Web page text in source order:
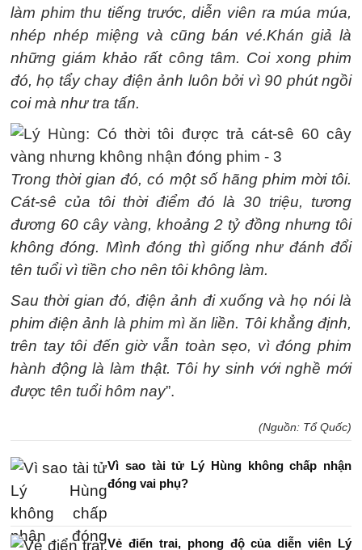
làm phim thu tiếng trước, diễn viên ra múa múa,
nhép nhép miệng và cũng bán vé.Khán giả là
những giám khảo rất công tâm. Coi xong phim
đó, họ tẩy chay điện ảnh luôn bởi vì 90 phút ngồi
coi mà như tra tấn.
Trong thời gian đó, có một số hãng phim mời tôi.
Cát-sê của tôi thời điểm đó là 30 triệu, tương
đương 60 cây vàng, khoảng 2 tỷ đồng nhưng tôi
không đóng. Mình đóng thì giống như đánh đổi
tên tuổi vì tiền cho nên tôi không làm.
Sau thời gian đó, điện ảnh đi xuống và họ nói là
phim điện ảnh là phim mì ăn liền. Tôi khẳng định,
trên tay tôi đến giờ vẫn toàn sẹo, vì đóng phim
hành động là làm thật. Tôi hy sinh với nghề mới
được tên tuổi hôm nay”.
(Nguồn: Tổ Quốc)
Vì sao tài tử Lý Hùng không chấp nhận
đóng vai phụ?
Vẻ điển trai, phong độ của diễn viên Lý